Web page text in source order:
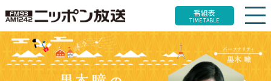
番組表
TIME TABLE